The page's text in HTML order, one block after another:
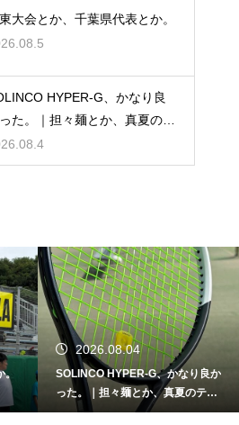
大会とか、千葉県代表とか。
HYPER-G、かなり良
た。｜担々麺とか、真夏のテ
とか。
HYPER-G、かなり良か
担々麺とか、真夏のテニ
支援とか、応
と早稲田大学
ンディング